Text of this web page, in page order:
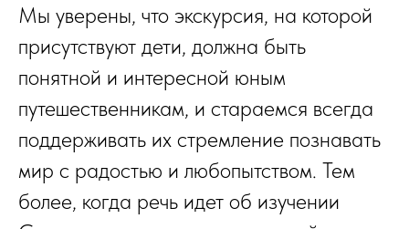
Мы уверены, что экскурсия, на которой
присутствуют дети, должна быть
понятной и интересной юным
путешественникам, и стараемся всегда
поддерживать их стремление познавать
мир с радостью и любопытством. Тем
более, когда речь идет об изучении